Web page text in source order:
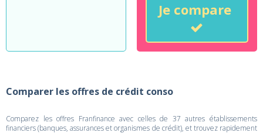
Je compare
Comparer les offres de crédit conso
Comparez les offres Franfinance avec celles de 37 autres établissements
financiers (banques, assurances et organismes de crédit), et trouvez rapidement